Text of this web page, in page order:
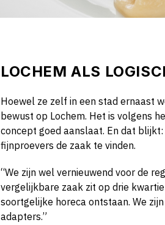
LOCHEM ALS
Hoewel ze zelf in een stad ernaast
bewust op Lochem. Het is volgens
concept goed aanslaat. En dat
fijnproevers de zaak te vinden.
“We zijn wel vernieuwend voor de
vergelijkbare zaak zit op drie
soortgelijke horeca ontstaan. We
adapters.”